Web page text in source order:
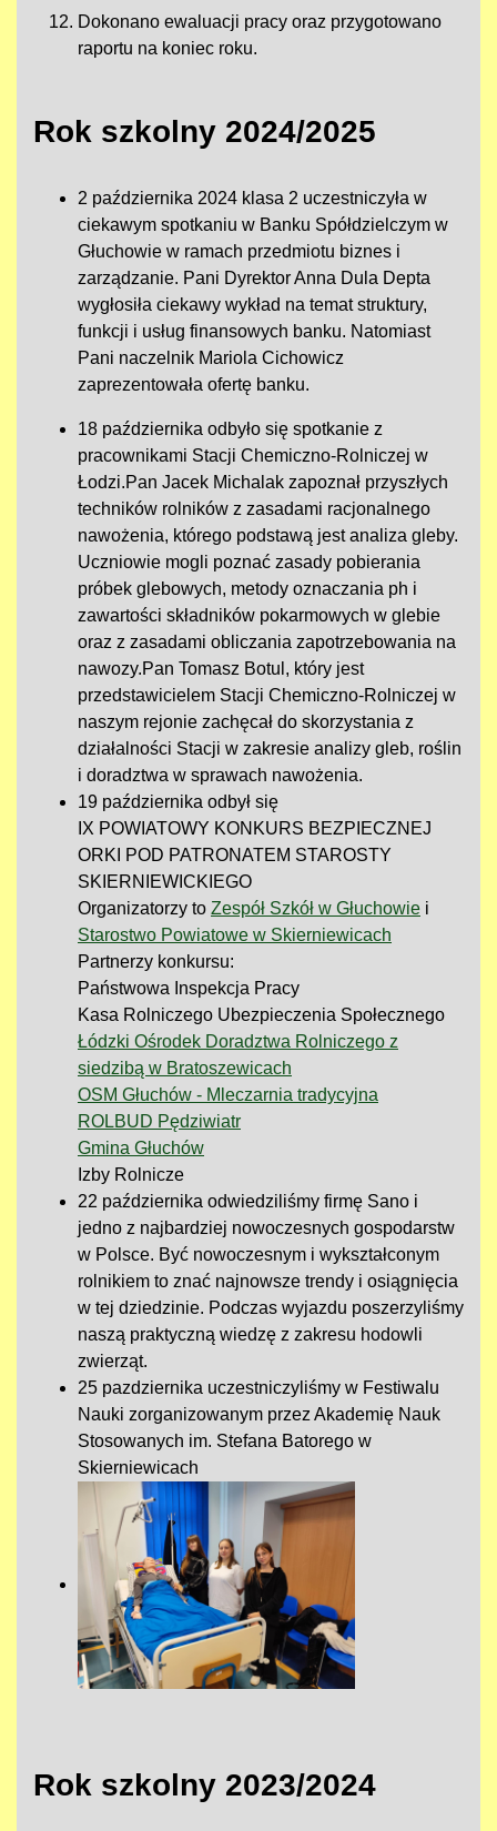
Dokonano ewaluacji pracy oraz przygotowano
raportu na koniec roku.
Rok szkolny 2024/2025
2 października 2024 klasa 2 uczestniczyła w
ciekawym spotkaniu w Banku Spółdzielczym w
Głuchowie w ramach przedmiotu biznes i
zarządzanie. Pani Dyrektor Anna Dula Depta
wygłosiła ciekawy wykład na temat struktury,
funkcji i usług finansowych banku. Natomiast
Pani naczelnik Mariola Cichowicz
zaprezentowała ofertę banku.
18 października odbyło się spotkanie z
pracownikami Stacji Chemiczno-Rolniczej w
Łodzi.Pan Jacek Michalak zapoznał przyszłych
techników rolników z zasadami racjonalnego
nawożenia, którego podstawą jest analiza gleby.
Uczniowie mogli poznać zasady pobierania
próbek glebowych, metody oznaczania ph i
zawartości składników pokarmowych w glebie
oraz z zasadami obliczania zapotrzebowania na
nawozy.Pan Tomasz Botul, który jest
przedstawicielem Stacji Chemiczno-Rolniczej w
naszym rejonie zachęcał do skorzystania z
działalności Stacji w zakresie analizy gleb, roślin
i doradztwa w sprawach nawożenia.
19 października odbył się
IX POWIATOWY KONKURS BEZPIECZNEJ
ORKI POD PATRONATEM STAROSTY
SKIERNIEWICKIEGO
Organizatorzy to Zespół Szkół w Głuchowie i
Starostwo Powiatowe w Skierniewicach
Partnerzy konkursu:
Państwowa Inspekcja Pracy
Kasa Rolniczego Ubezpieczenia Społecznego
Łódzki Ośrodek Doradztwa Rolniczego z
siedzibą w Bratoszewicach
OSM Głuchów - Mleczarnia tradycyjna
ROLBUD Pędziwiatr
Gmina Głuchów
Izby Rolnicze
22 października odwiedziliśmy firmę Sano i
jedno z najbardziej nowoczesnych gospodarstw
w Polsce. Być nowoczesnym i wykształconym
rolnikiem to znać najnowsze trendy i osiągnięcia
w tej dziedzinie. Podczas wyjazdu poszerzyliśmy
naszą praktyczną wiedzę z zakresu hodowli
zwierząt.
25 pazdziernika uczestniczyliśmy w Festiwalu
Nauki zorganizowanym przez Akademię Nauk
Stosowanych im. Stefana Batorego w
Skierniewicach
Rok szkolny 2023/2024